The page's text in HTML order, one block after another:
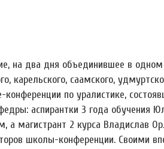
на два дня объединившее в одном
карельского, саамского,
по уралистике,
аспирантки 3 года обучения
магистрант 2 курса Владислав
школы-конференции. Своими